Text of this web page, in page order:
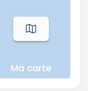
Ma carte